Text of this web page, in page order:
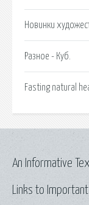
Новинки
Разное - Куб.
Fasting natural
Links to
An Informative